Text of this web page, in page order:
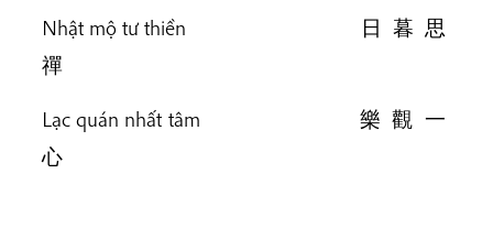
Nhật mộ tư thiền 日 暮 思
禪
Lạc quán nhất tâm 樂 觀 一
心